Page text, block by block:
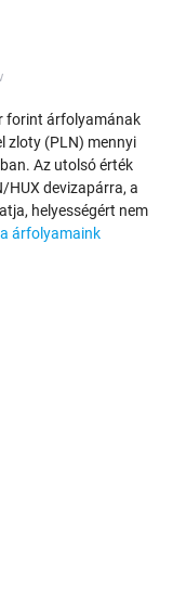
forint árfolyamának
zloty (PLN) mennyi
Az utolsó érték
devizapárra, a
helyességért nem
árfolyamaink